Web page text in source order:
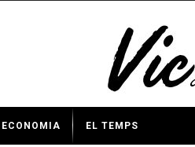
ECONOMIA EL TEMPS